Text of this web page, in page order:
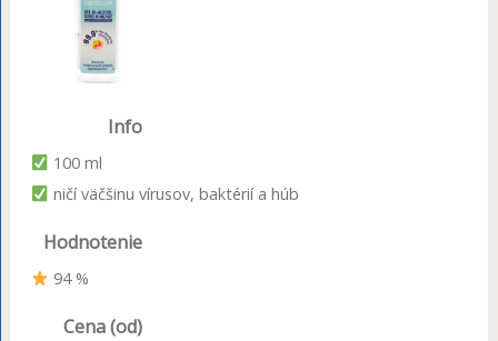
Info
100 ml
ničí väčšinu vírusov, baktérií a húb
Hodnotenie
94 %
Cena (od)